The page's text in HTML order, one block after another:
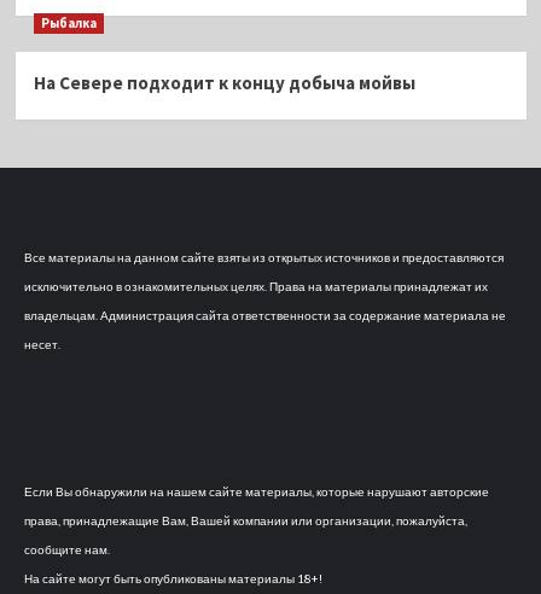
Рыбалка
На Севере подходит к концу добыча мойвы
Все материалы на данном сайте взяты из открытых источников и предоставляются
исключительно в ознакомительных целях. Права на материалы принадлежат их
владельцам. Администрация сайта ответственности за содержание материала не
несет.
Если Вы обнаружили на нашем сайте материалы, которые нарушают авторские
права, принадлежащие Вам, Вашей компании или организации, пожалуйста,
сообщите нам.
На сайте могут быть опубликованы материалы 18+!